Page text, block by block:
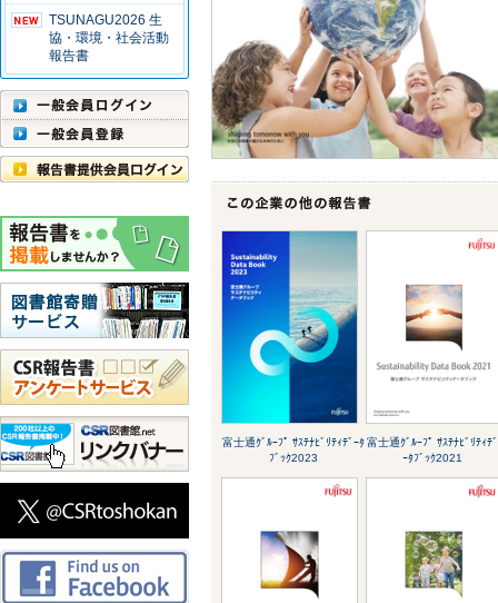
TSUNAGU2026 生
協・環境・社会活動
報告書
富士通ｸﾞﾙｰﾌﾟ ｻｽﾃﾅﾋﾞﾘﾃｨﾃﾞｰﾀ
ﾌﾞｯｸ2023
富士通ｸﾞﾙｰﾌﾟ ｻｽﾃﾅﾋﾞﾘﾃｨﾃﾞ
ｰﾀﾌﾞｯｸ2021